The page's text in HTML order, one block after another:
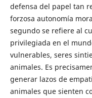
defensa del papel tan
forzosa autonomía
segundo se refiere al
privilegiada en el
vulnerables, seres
animales. Es
generar lazos de
animales que sienten